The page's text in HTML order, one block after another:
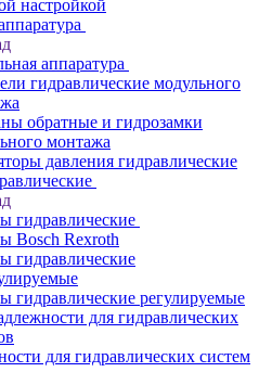
настройкой
аппаратура
гидравлические модульного
обратные и гидрозамки
монтажа
давления гидравлические
гидравлические
Bosch Rexroth
гидравлические
гидравлические регулируемые
для гидравлических
для гидравлических систем